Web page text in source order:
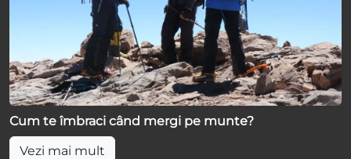
Cum te îmbraci când mergi pe munte?
Vezi mai mult